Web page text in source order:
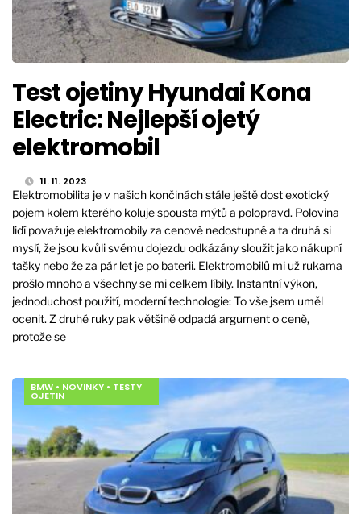
Test ojetiny Hyundai Kona
Electric: Nejlepší ojetý
elektromobil
11. 11. 2023
Elektromobilita je v našich končinách stále ještě dost exotický
pojem kolem kterého koluje spousta mýtů a polopravd. Polovina
lidí považuje elektromobily za cenově nedostupné a ta druhá si
myslí, že jsou kvůli svému dojezdu odkázány sloužit jako nákupní
tašky nebo že za pár let je po baterii. Elektromobilů mi už rukama
prošlo mnoho a všechny se mi celkem líbily. Instantní výkon,
jednoduchost použití, moderní technologie: To vše jsem uměl
ocenit. Z druhé ruky pak většině odpadá argument o ceně,
protože se
BMW • NOVINKY • TESTY
OJETIN